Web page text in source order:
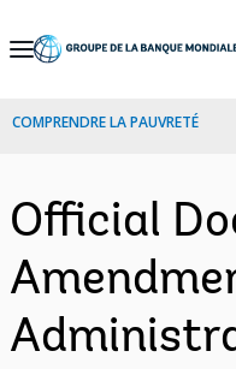
Skip
Navigation
COMPRENDRE LA PAUVRETÉ
Official